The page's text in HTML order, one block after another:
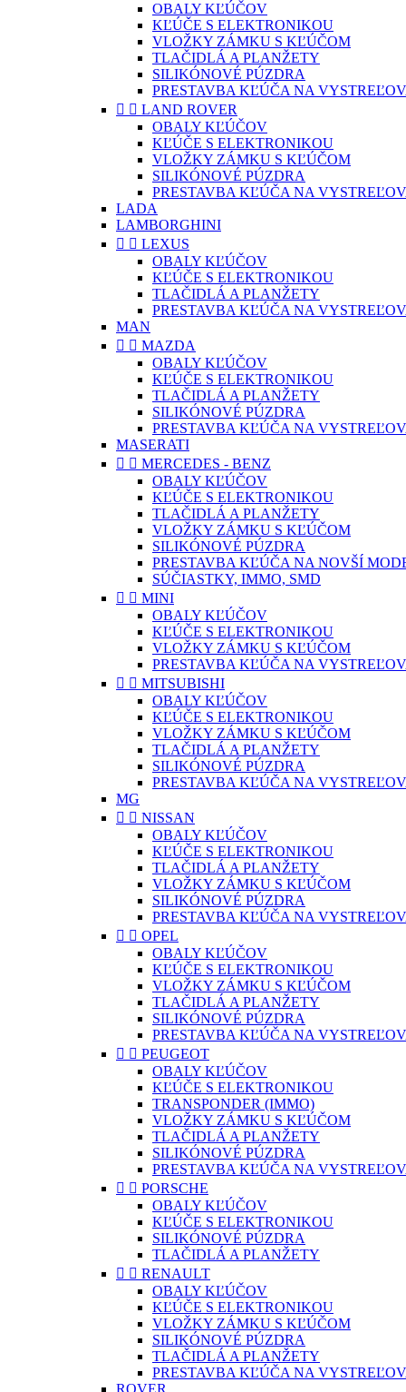
OBALY KĽÚČOV
KĽÚČE S ELEKTRONIKOU
VLOŽKY ZÁMKU S KĽÚČOM
TLAČIDLÁ A PLANŽETY
SILIKÓNOVÉ PÚZDRA
PRESTAVBA KĽÚČA NA
  LAND ROVER
OBALY KĽÚČOV
KĽÚČE S ELEKTRONIKOU
VLOŽKY ZÁMKU S KĽÚČOM
SILIKÓNOVÉ PÚZDRA
PRESTAVBA KĽÚČA NA
LADA
LAMBORGHINI
  LEXUS
OBALY KĽÚČOV
KĽÚČE S ELEKTRONIKOU
TLAČIDLÁ A PLANŽETY
PRESTAVBA KĽÚČA NA
MAN
  MAZDA
OBALY KĽÚČOV
KĽÚČE S ELEKTRONIKOU
TLAČIDLÁ A PLANŽETY
SILIKÓNOVÉ PÚZDRA
PRESTAVBA KĽÚČA NA
MASERATI
  MERCEDES - BENZ
OBALY KĽÚČOV
KĽÚČE S ELEKTRONIKOU
TLAČIDLÁ A PLANŽETY
VLOŽKY ZÁMKU S KĽÚČOM
SILIKÓNOVÉ PÚZDRA
PRESTAVBA KĽÚČA NA NOVŠÍ
SÚČIASTKY, IMMO, SMD
  MINI
OBALY KĽÚČOV
KĽÚČE S ELEKTRONIKOU
VLOŽKY ZÁMKU S KĽÚČOM
PRESTAVBA KĽÚČA NA
  MITSUBISHI
OBALY KĽÚČOV
KĽÚČE S ELEKTRONIKOU
VLOŽKY ZÁMKU S KĽÚČOM
TLAČIDLÁ A PLANŽETY
SILIKÓNOVÉ PÚZDRA
PRESTAVBA KĽÚČA NA
MG
  NISSAN
OBALY KĽÚČOV
KĽÚČE S ELEKTRONIKOU
TLAČIDLÁ A PLANŽETY
VLOŽKY ZÁMKU S KĽÚČOM
SILIKÓNOVÉ PÚZDRA
PRESTAVBA KĽÚČA NA
  OPEL
OBALY KĽÚČOV
KĽÚČE S ELEKTRONIKOU
VLOŽKY ZÁMKU S KĽÚČOM
TLAČIDLÁ A PLANŽETY
SILIKÓNOVÉ PÚZDRA
PRESTAVBA KĽÚČA NA
  PEUGEOT
OBALY KĽÚČOV
KĽÚČE S ELEKTRONIKOU
TRANSPONDER (IMMO)
VLOŽKY ZÁMKU S KĽÚČOM
TLAČIDLÁ A PLANŽETY
SILIKÓNOVÉ PÚZDRA
PRESTAVBA KĽÚČA NA
  PORSCHE
OBALY KĽÚČOV
KĽÚČE S ELEKTRONIKOU
SILIKÓNOVÉ PÚZDRA
TLAČIDLÁ A PLANŽETY
  RENAULT
OBALY KĽÚČOV
KĽÚČE S ELEKTRONIKOU
VLOŽKY ZÁMKU S KĽÚČOM
SILIKÓNOVÉ PÚZDRA
TLAČIDLÁ A PLANŽETY
PRESTAVBA KĽÚČA NA
ROVER